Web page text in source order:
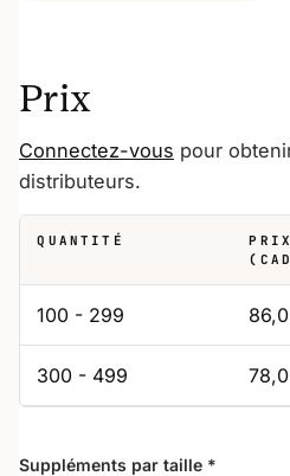
Prix
Connectez-vous pour
distributeurs.
QUANTITÉ
100 - 299
300 - 499
Suppléments par taille *